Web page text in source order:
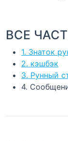
ВСЕ
1. Знаток
2. кэшбэк
3. Рунный
4.